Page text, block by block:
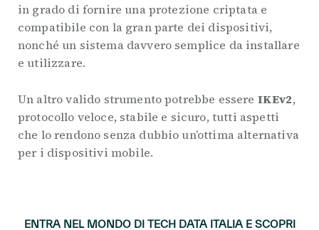
in grado di fornire una protezione criptata e
compatibile con la gran parte dei dispositivi,
nonché un sistema davvero semplice da installare
e utilizzare.
Un altro valido strumento potrebbe essere IKEv2,
protocollo veloce, stabile e sicuro, tutti aspetti
che lo rendono senza dubbio un’ottima alternativa
per i dispositivi mobile.
ENTRA NEL MONDO DI TECH DATA ITALIA E SCOPRI